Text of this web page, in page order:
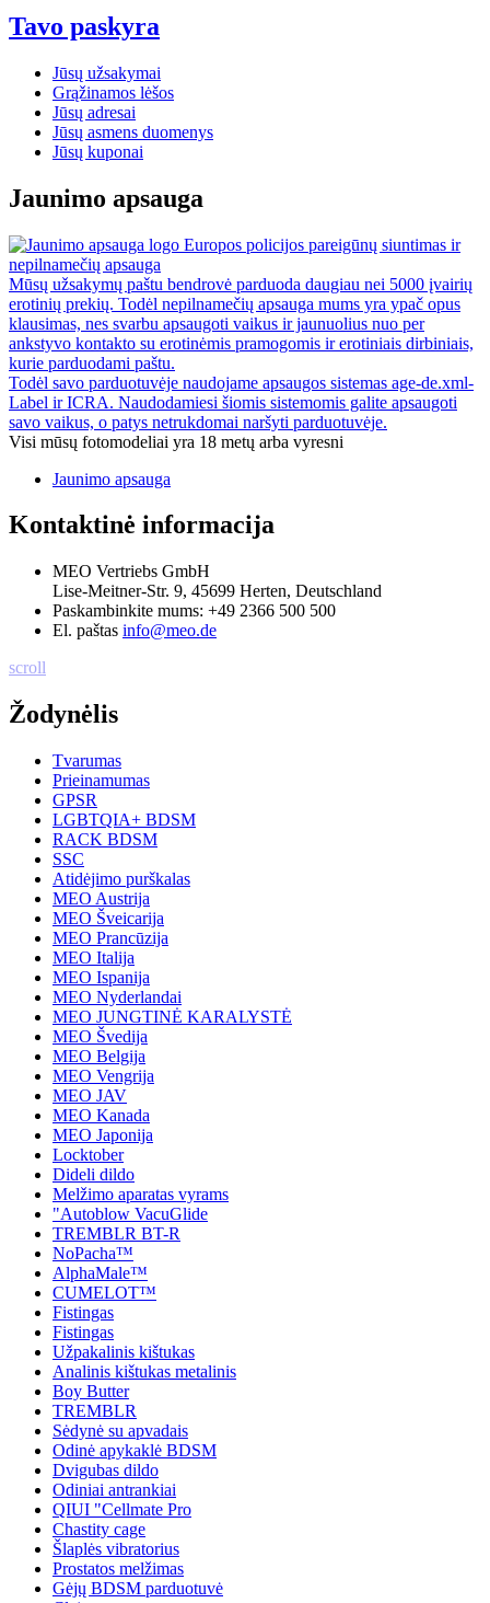
Tavo paskyra
Jūsų užsakymai
Grąžinamos lėšos
Jūsų adresai
Jūsų asmens duomenys
Jūsų kuponai
Jaunimo apsauga
Europos policijos pareigūnų siuntimas ir
nepilnamečių apsauga
Mūsų užsakymų paštu bendrovė parduoda daugiau nei 5000 įvairių
erotinių prekių. Todėl nepilnamečių apsauga mums yra ypač opus
klausimas, nes svarbu apsaugoti vaikus ir jaunuolius nuo per
ankstyvo kontakto su erotinėmis pramogomis ir erotiniais dirbiniais,
kurie parduodami paštu.
Todėl savo parduotuvėje naudojame apsaugos sistemas age-de.xml-
Label ir ICRA. Naudodamiesi šiomis sistemomis galite apsaugoti
savo vaikus, o patys netrukdomai naršyti parduotuvėje.
Visi mūsų fotomodeliai yra 18 metų arba vyresni
Jaunimo apsauga
Kontaktinė informacija
MEO Vertriebs GmbH
Lise-Meitner-Str. 9, 45699 Herten, Deutschland
Paskambinkite mums: +49 2366 500 500
El. paštas info@meo.de
scroll
Žodynėlis
Tvarumas
Prieinamumas
GPSR
LGBTQIA+ BDSM
RACK BDSM
SSC
Atidėjimo purškalas
MEO Austrija
MEO Šveicarija
MEO Prancūzija
MEO Italija
MEO Ispanija
MEO Nyderlandai
MEO JUNGTINĖ KARALYSTĖ
MEO Švedija
MEO Belgija
MEO Vengrija
MEO JAV
MEO Kanada
MEO Japonija
Locktober
Dideli dildo
Melžimo aparatas vyrams
"Autoblow VacuGlide
TREMBLR BT-R
NoPacha™
AlphaMale™
CUMELOT™
Fistingas
Fistingas
Užpakalinis kištukas
Analinis kištukas metalinis
Boy Butter
TREMBLR
Sėdynė su apvadais
Odinė apykaklė BDSM
Dvigubas dildo
Odiniai antrankiai
QIUI "Cellmate Pro
Chastity cage
Šlaplės vibratorius
Prostatos melžimas
Gėjų BDSM parduotuvė